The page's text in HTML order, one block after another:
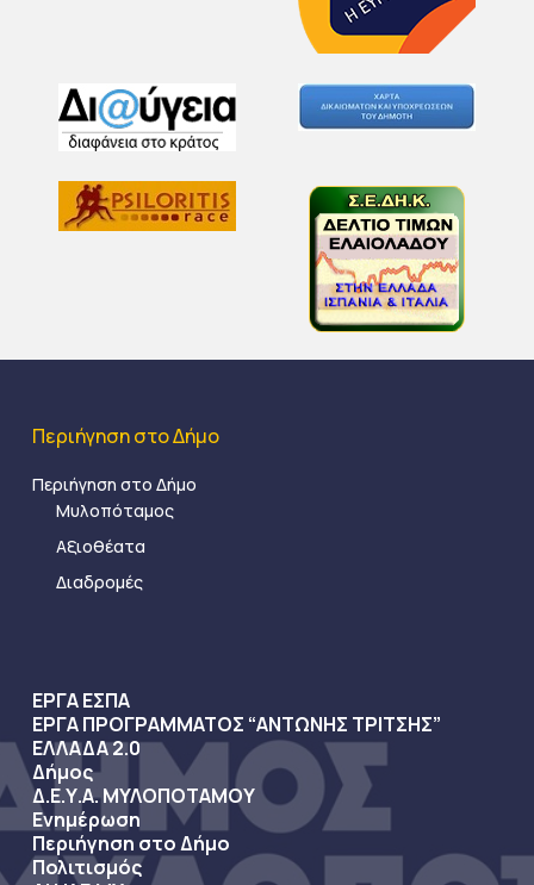
Περιήγηση στο Δήμο
Περιήγηση στο Δήμο
Μυλοπόταμος
Αξιοθέατα
Διαδρομές
ΕΡΓΑ ΕΣΠΑ
ΕΡΓΑ ΠΡΟΓΡΑΜΜΑΤΟΣ “ΑΝΤΩΝΗΣ ΤΡΙΤΣΗΣ”
ΕΛΛΑΔΑ 2.0
Δήμος
Δ.Ε.Υ.Α. ΜΥΛΟΠΟΤΑΜΟΥ
Ενημέρωση
Περιήγηση στο Δήμο
Πολιτισμός